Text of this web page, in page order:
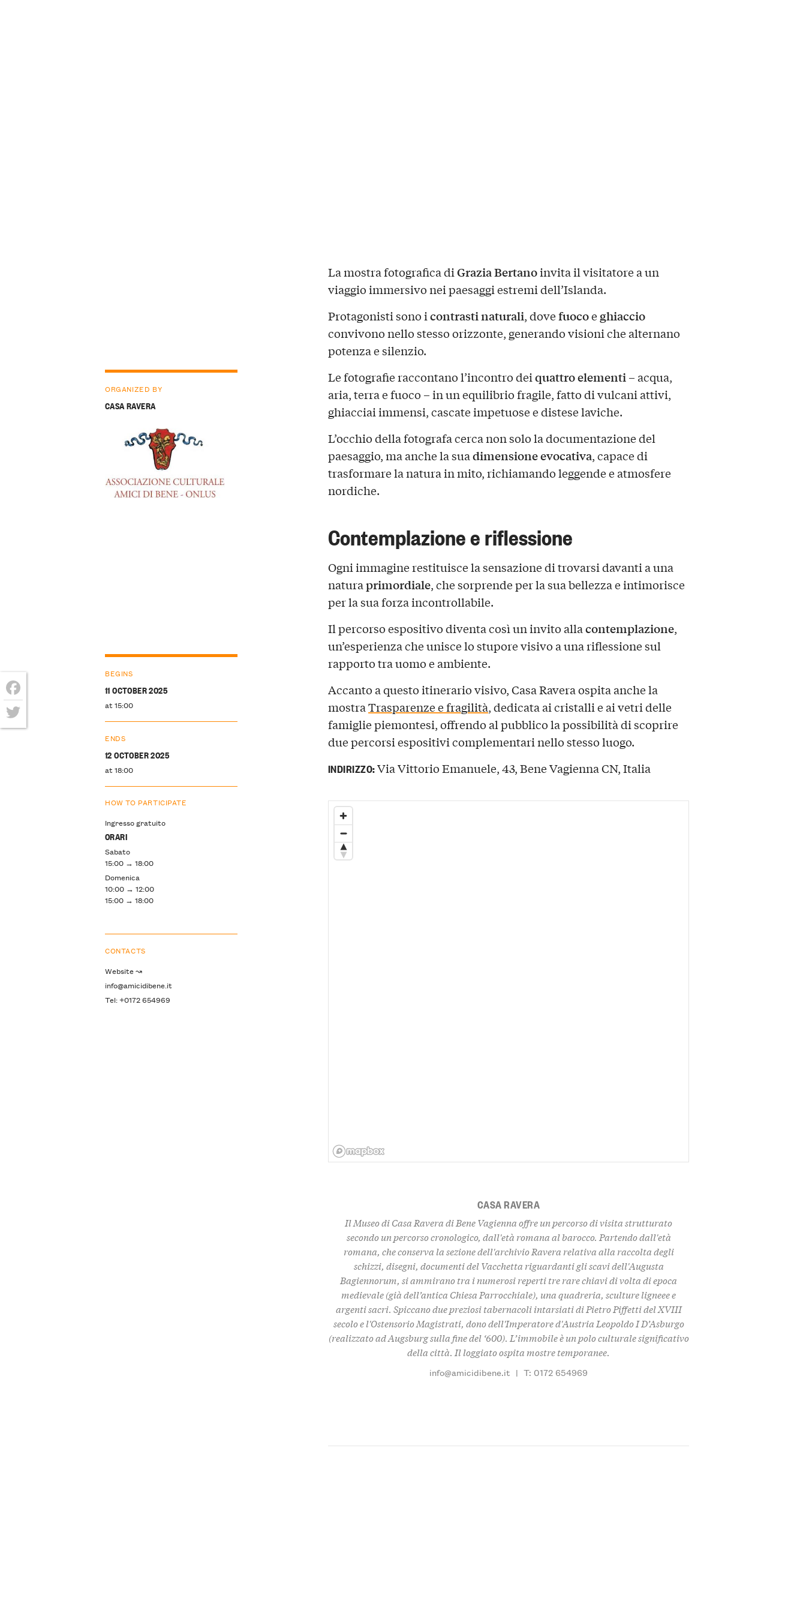
La mostra fotografica diGrazia Bertanoinvita il visitatore a un
viaggio immersivo nei paesaggi estremi dell’Islanda.
Protagonisti sono icontrasti naturali, dovefuocoeghiaccio
convivono nello stesso orizzonte, generando visioni che alternano
potenza e silenzio.
Le fotografie raccontano l’incontro deiquattro elementi– acqua,
aria, terra e fuoco – in un equilibrio fragile, fatto di vulcani attivi,
ghiacciai immensi, cascate impetuose e distese laviche.
L’occhio della fotografa cerca non solo la documentazione del
paesaggio, ma anche la suadimensione evocativa, capace di
trasformare la natura in mito, richiamando leggende e atmosfere
nordiche.
Contemplazione e riflessione
Ogni immagine restituisce la sensazione di trovarsi davanti a una
naturaprimordiale, che sorprende per la sua bellezza e intimorisce
per la sua forza incontrollabile.
Il percorso espositivo diventa così un invito allacontemplazione,
un’esperienza che unisce lo stupore visivo a una riflessione sul
rapporto tra uomo e ambiente.
Accanto a questo itinerario visivo, Casa Ravera ospita anche la
mostraTrasparenze e fragilità, dedicata ai cristalli e ai vetri delle
famiglie piemontesi, offrendo al pubblico la possibilità di scoprire
due percorsi espositivi complementari nello stesso luogo.
ORGANIZED BY
CASA RAVERA
BEGINS
11 OCTOBER 2025
at 15:00
ENDS
12 OCTOBER 2025
at 18:00
HOW TO PARTICIPATE
Ingresso gratuito
ORARI
Sabato
15:00 → 18:00
Domenica
10:00 → 12:00
15:00 → 18:00
CONTACTS
Website ↝
info@amicidibene.it
Tel: +0172 654969
INDIRIZZO:Via Vittorio Emanuele, 43, Bene Vagienna CN, Italia
CASA RAVERA
Il Museo di Casa Ravera di Bene Vagienna offre un percorso di visita strutturato
secondo un percorso cronologico, dall'età romana al barocco. Partendo dall'età
romana, che conserva la sezione dell'archivio Ravera relativa alla raccolta degli
schizzi, disegni, documenti del Vacchetta riguardanti gli scavi dell'Augusta
Bagiennorum, si ammirano tra i numerosi reperti tre rare chiavi di volta di epoca
medievale (già dell’antica Chiesa Parrocchiale), una quadreria, sculture ligneee e
argenti sacri. Spiccano due preziosi tabernacoli intarsiati di Pietro Piffetti del XVIII
secolo e l'Ostensorio Magistrati, dono dell'Imperatore d'Austria Leopoldo I D’Asburgo
(realizzato ad Augsburg sulla fine del ‘600). L’immobile è un polo culturale significativo
della città. Il loggiato ospita mostre temporanee.
info@amicidibene.it | T: 0172 654969
Facebook
Twitter